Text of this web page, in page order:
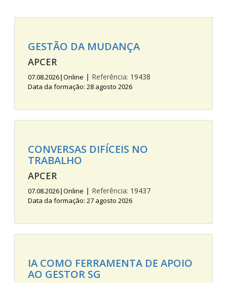
GESTÃO DA MUDANÇA
APCER
07.08.2026|Online | Referência: 19438
Data da formação: 28 agosto 2026
CONVERSAS DIFÍCEIS NO
TRABALHO
APCER
07.08.2026|Online | Referência: 19437
Data da formação: 27 agosto 2026
IA COMO FERRAMENTA DE APOIO
AO GESTOR SG